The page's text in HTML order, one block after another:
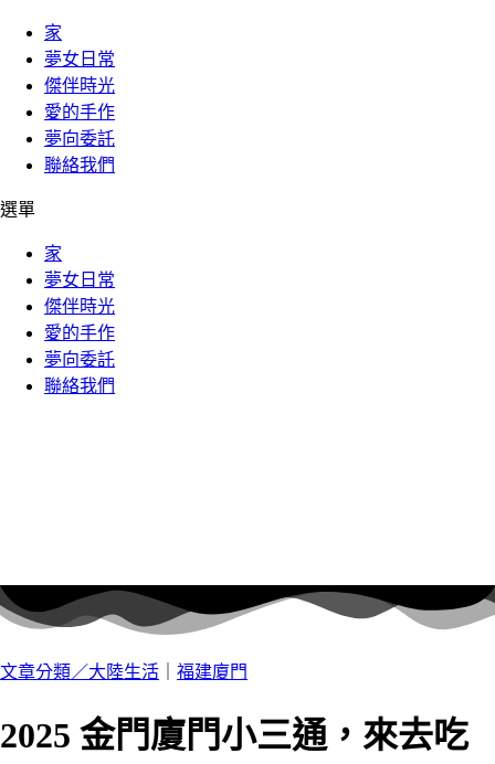
家
夢女日常
傑伴時光
愛的手作
夢向委託
聯絡我們
選單
家
夢女日常
傑伴時光
愛的手作
夢向委託
聯絡我們
文章分類／大陸生活 福建廈門
2025 金門廈門小三通，來去吃